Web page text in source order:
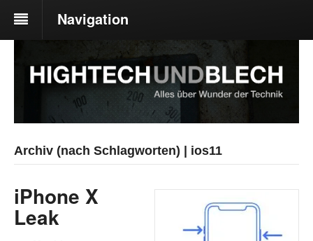
Navigation
Archiv (nach Schlagworten) | ios11
iPhone X
Leak